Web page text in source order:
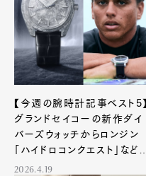
【今週の腕時計記事ベスト5】
グランドセイコーの新作ダイ
バーズウォッチからロンジン
「ハイドロコンクエスト」など注
目トピックが勢揃い！
2026.4.19